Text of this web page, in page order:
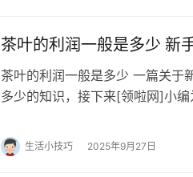
茶叶的利润一般是多少 新
茶叶的利润一般是多少 一篇关于
多少的知识，接下来[领啦网]小
生活小技巧 2025年9月27日